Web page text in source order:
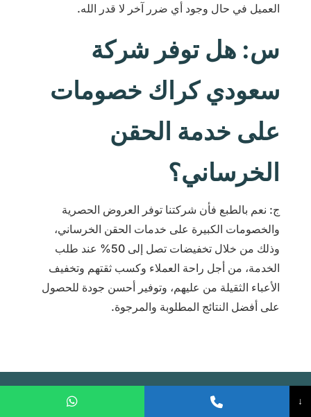
العميل في حال وجود أي ضرر آخر لا قدر الله.
س: هل توفر شركة
سعودي كراك خصومات
على خدمة الحقن
الخرساني؟
ج: نعم بالطبع فأن شركتنا توفر العروض الحصرية
والخصومات الكبيرة على خدمات الحقن الخرساني،
وذلك من خلال تخفيضات تصل إلى 50% عند طلب
الخدمة، من أجل راحة العملاء وكسب ثقتهم وتخفيف
الأعباء الثقيلة من عليهم، وتوفير أحسن جودة للحصول
على أفضل النتائج المطلوبة والمرجوة.
↓